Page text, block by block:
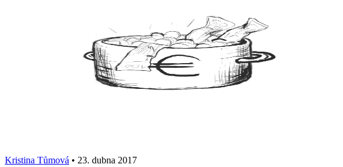
Kristina Tůmová • 23. dubna 2017